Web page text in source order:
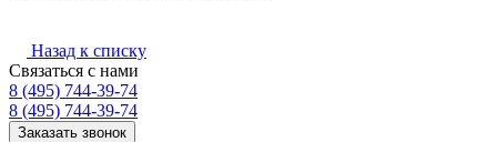
Назад к списку
Связаться с нами
8 (495) 744-39-74
8 (495) 744-39-74
Заказать звонок